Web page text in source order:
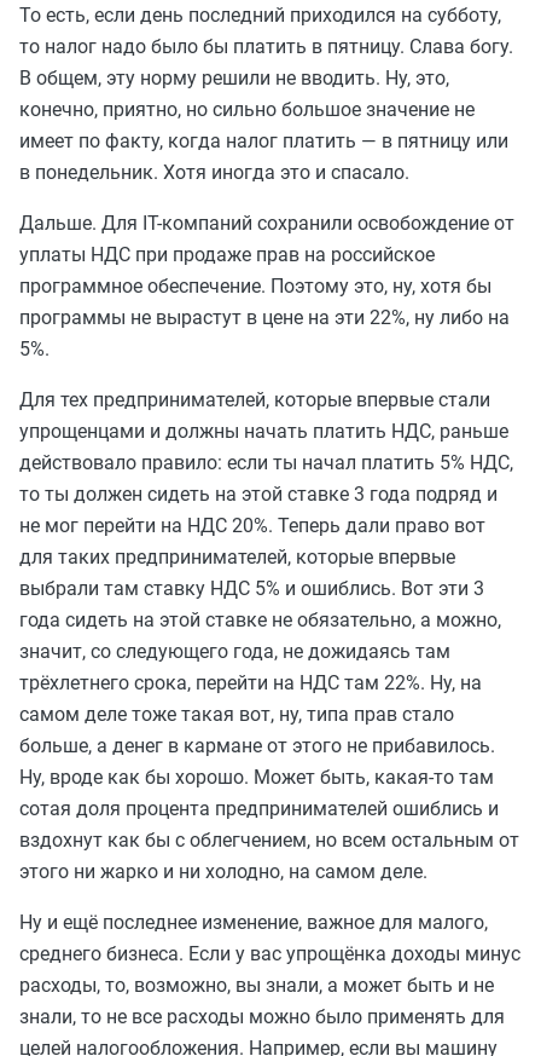
То есть, если день последний приходился на субботу,
то налог надо было бы платить в пятницу. Слава богу.
В общем, эту норму решили не вводить. Ну, это,
конечно, приятно, но сильно большое значение не
имеет по факту, когда налог платить — в пятницу или
в понедельник. Хотя иногда это и спасало.
Дальше. Для IT-компаний сохранили освобождение от
уплаты НДС при продаже прав на российское
программное обеспечение. Поэтому это, ну, хотя бы
программы не вырастут в цене на эти 22%, ну либо на
5%.
Для тех предпринимателей, которые впервые стали
упрощенцами и должны начать платить НДС, раньше
действовало правило: если ты начал платить 5% НДС,
то ты должен сидеть на этой ставке 3 года подряд и
не мог перейти на НДС 20%. Теперь дали право вот
для таких предпринимателей, которые впервые
выбрали там ставку НДС 5% и ошиблись. Вот эти 3
года сидеть на этой ставке не обязательно, а можно,
значит, со следующего года, не дожидаясь там
трёхлетнего срока, перейти на НДС там 22%. Ну, на
самом деле тоже такая вот, ну, типа прав стало
больше, а денег в кармане от этого не прибавилось.
Ну, вроде как бы хорошо. Может быть, какая-то там
сотая доля процента предпринимателей ошиблись и
вздохнут как бы с облегчением, но всем остальным от
этого ни жарко и ни холодно, на самом деле.
Ну и ещё последнее изменение, важное для малого,
среднего бизнеса. Если у вас упрощёнка доходы минус
расходы, то, возможно, вы знали, а может быть и не
знали, то не все расходы можно было применять для
целей налогообложения. Например, если вы машину